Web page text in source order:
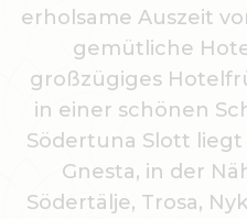
erholsame Auszeit
gemütliche
großzügiges
in einer schönen
Södertuna Slott
Gnesta, in der
Södertälje, Trosa,